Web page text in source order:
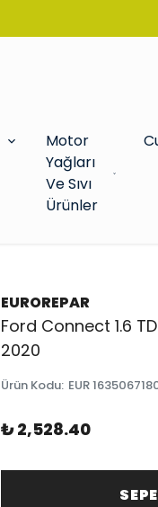
Motor
Yağları
Ve Sıvı
Ürünler
EUROREPAR
Ford Connect 1.6
2020
Ürün Kodu: EUR
₺ 2,528.40